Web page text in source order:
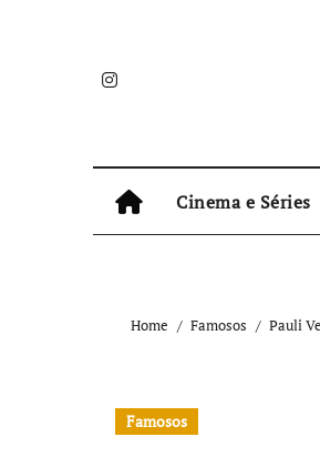
Cinema e Séries
Home Famosos Pauli
Famosos